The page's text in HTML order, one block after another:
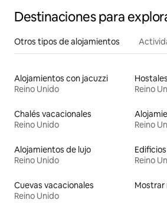
Destinaciones para
Otros tipos de alojamientos
Alojamientos con jacuzzi
Reino Unido
Reino
Chalés vacacionales
Reino Unido
Reino
Alojamientos de lujo
Reino Unido
Reino
Cuevas vacacionales
Reino Unido
Mostrar